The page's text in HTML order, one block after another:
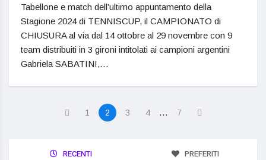
Tabellone e match dell’ultimo appuntamento della
Stagione 2024 di TENNISCUP, il CAMPIONATO di
CHIUSURA al via dal 14 ottobre al 29 novembre con 9
team distribuiti in 3 gironi intitolati ai campioni argentini
Gabriela SABATINI,…
1 2 3 4 … 7
RECENTI PREFERITI